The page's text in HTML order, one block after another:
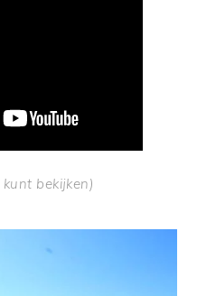
bekijken)